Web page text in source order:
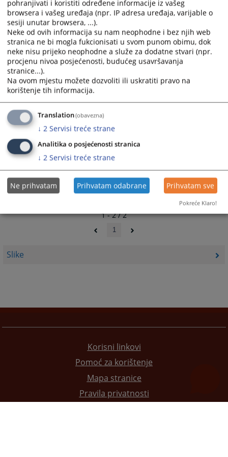
Slike
select
a
date.
Press
the
question
mark
key
get
the
keyboard
shortcuts
for
dates.
select
date.
Press
the
question
mark
keyboard
shortcuts
for
dates.
1 - 2 / 2
1
Korisni linkovi
Pomoć za korištenje
Mapa stranice
Pravila privatnosti
pohranjivati i koristiti određene informacije iz vašeg
browsera i vašeg uređaja (npr. IP adresa uređaja, varijable o
sesiji unutar browsera, ...).
Neke od ovih informacija su nam neophodne i bez njih web
stranica ne bi mogla fukcionisati u svom punom obimu, dok
neke nisu prijeko neophodne a služe za dodatne stvari (npr.
procjenu nivoa posjećenosti, budućeg usavršavanja
stranice...).
Na ovom mjestu možete dozvoliti ili uskratiti pravo na
korištenje tih informacija.
Translation(obavezna)
↓ 2 Servisi treće strane
Analitika o posjećenosti stranica
↓ 2 Servisi treće strane
Ne prihvatam Prihvatam odabrane Prihvatam sve
Pokreće Klaro!